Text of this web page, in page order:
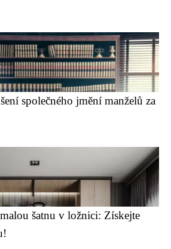
společného jmění manželů za
šatnu v ložnici: Získejte